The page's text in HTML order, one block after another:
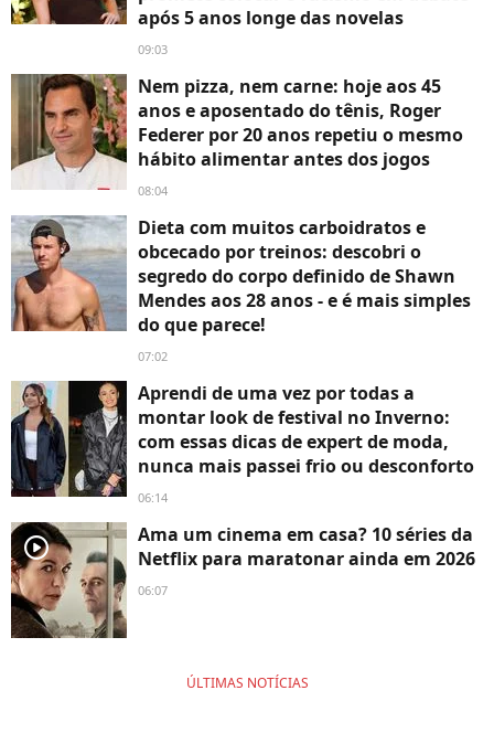
após 5 anos longe das novelas
09:03
Nem pizza, nem carne: hoje aos 45
anos e aposentado do tênis, Roger
Federer por 20 anos repetiu o mesmo
hábito alimentar antes dos jogos
08:04
Dieta com muitos carboidratos e
obcecado por treinos: descobri o
segredo do corpo definido de Shawn
Mendes aos 28 anos - e é mais simples
do que parece!
07:02
Aprendi de uma vez por todas a
montar look de festival no Inverno:
com essas dicas de expert de moda,
nunca mais passei frio ou desconforto
06:14
player2
Ama um cinema em casa? 10 séries da
Netflix para maratonar ainda em 2026
06:07
ÚLTIMAS NOTÍCIAS